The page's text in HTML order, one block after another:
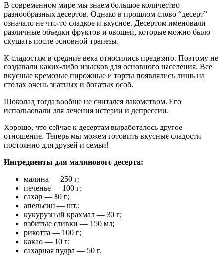
В современном мире мы знаем большое количество
разнообразных десертов. Однако в прошлом слово “десерт”
означало не что-то сладкое и вкусное. Десертом именовали
различные объедки фруктов и овощей, которые можно было
скушать после основной трапезы.
К сладостям в средние века относились предвзято. Поэтому не
создавали каких-либо изысков для основного населения. Все
вкусные кремовые пирожные и торты появлялись лишь на
столах очень знатных и богатых особ.
Шоколад тогда вообще не считался лакомством. Его
использовали для лечения истерии и депрессии.
Хорошо, что сейчас к десертам выработалось другое
отношение. Теперь мы можем готовить вкусные сладости
постоянно для друзей и семьи!
Ингредиенты для малинового десерта:
малина — 250 г;
печенье — 100 г;
сахар — 80 г;
апельсин — шт.;
кукурузный крахмал — 30 г;
взбитые сливки — 150 мл;
рикотта — 100 г;
какао — 10 г;
сахарная пудра — 50 г.